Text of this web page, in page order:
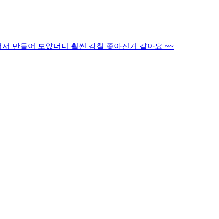
만들어 보았더니 훨씬 감칠 좋아진거 같아요 ~~